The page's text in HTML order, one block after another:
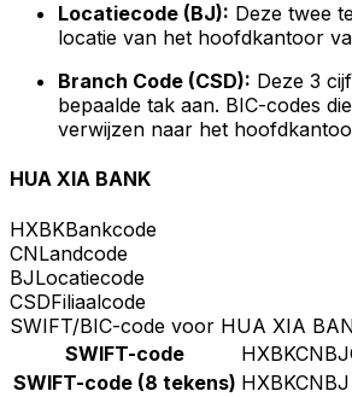
Locatiecode (BJ): Deze twee
locatie van het hoofdkantoor
Branch Code (CSD): Deze 3
bepaalde tak aan. BIC-codes
verwijzen naar het
HUA XIA BANK
HXBKBankcode
CNLandcode
BJLocatiecode
CSDFiliaalcode
SWIFT/BIC-code voor HUA XIA
SWIFT-code
SWIFT-code (8 tekens) HXBKCNBJ